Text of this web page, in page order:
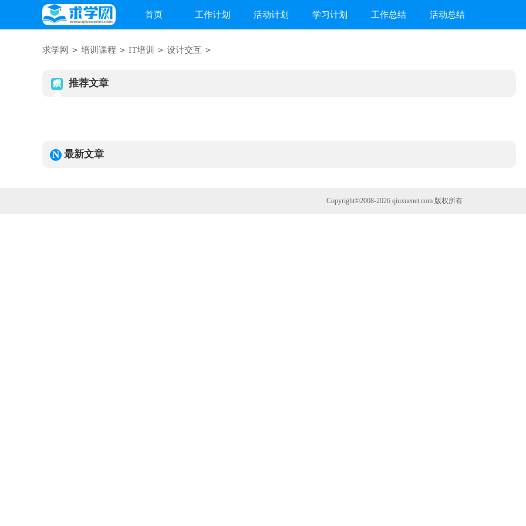
首页 工作计划 活动计划 学习计划 工作总结 活动总结
求学网 > 培训课程 > IT培训 > 设计交互 >
推荐文章
最新文章
Copyright©2008-2026 qiuxuenet.com 版权所有